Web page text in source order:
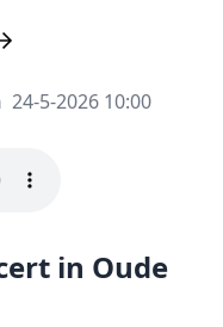
24-5-2026 10:00
in Oude